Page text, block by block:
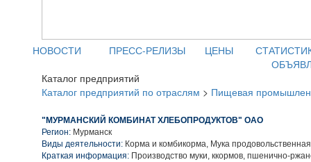
НОВОСТИ ПРЕСС-РЕЛИЗЫ ЦЕНЫ
Каталог предприятий
Каталог предприятий по отраслям > Пищевая
"МУРМАНСКИЙ КОМБИНАТ ХЛЕБОПРОДУКТОВ" ОАО
Регион: Мурманск
Виды деятельности: Корма и комбикорма, Мука продовольственная
Краткая информация: Производство муки, ккормов, пшенично-